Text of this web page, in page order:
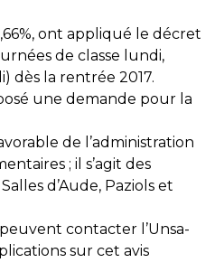
ont appliqué le décret
de classe lundi,
dès la rentrée 2017.
une demande pour la
de l’administration
; il s’agit des
d’Aude, Paziols et
contacter l’Unsa-
sur cet avis